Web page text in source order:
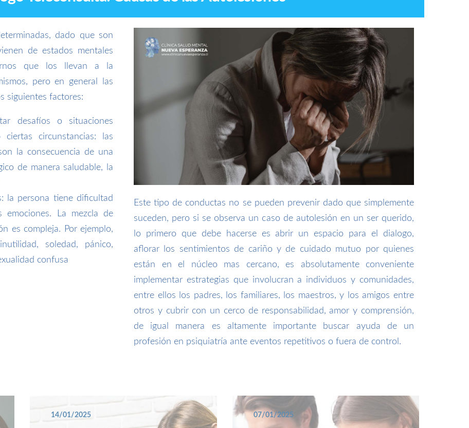
dado que son
de estados mentales
que los llevan a la
pero en general las
siguientes factores:
desafíos o situaciones
circunstancias: las
la consecuencia de una
de manera saludable, la
la persona tiene dificultad
emociones. La mezcla de
es compleja. Por ejemplo,
soledad, pánico,
confusa
Este tipo de conductas no se pueden prevenir dado que simplemente
suceden, pero si se observa un caso de autolesión en un ser querido,
lo primero que debe hacerse es abrir un espacio para el dialogo,
aflorar los sentimientos de cariño y de cuidado mutuo por quienes
están en el núcleo mas cercano, es absolutamente conveniente
implementar estrategias que involucran a individuos y comunidades,
entre ellos los padres, los familiares, los maestros, y los amigos entre
otros y cubrir con un cerco de responsabilidad, amor y comprensión,
de igual manera es altamente importante buscar ayuda de un
profesión en psiquiatría ante eventos repetitivos o fuera de control.
14/01/2025 07/01/2025